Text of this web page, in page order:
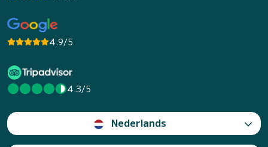
4.9/5
4.3/5
Nederlands